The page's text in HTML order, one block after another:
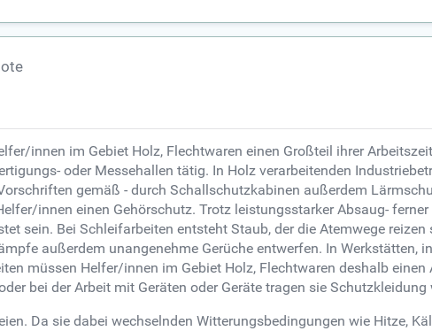
innen im Gebiet Holz, Flechtwaren einen Großteil ihrer
oder Messehallen tätig. In Holz verarbeitenden
gemäß - durch Schallschutzkabinen außerdem
innen einen Gehörschutz. Trotz leistungsstarker Absaug-
sein. Bei Schleifarbeiten entsteht Staub, der die Atemwege
außerdem unangenehme Gerüche entwerfen. In Werkstätten,
müssen Helfer/innen im Gebiet Holz, Flechtwaren deshalb
bei der Arbeit mit Geräten oder Geräte tragen sie
Da sie dabei wechselnden Witterungsbedingungen wie Hitze,